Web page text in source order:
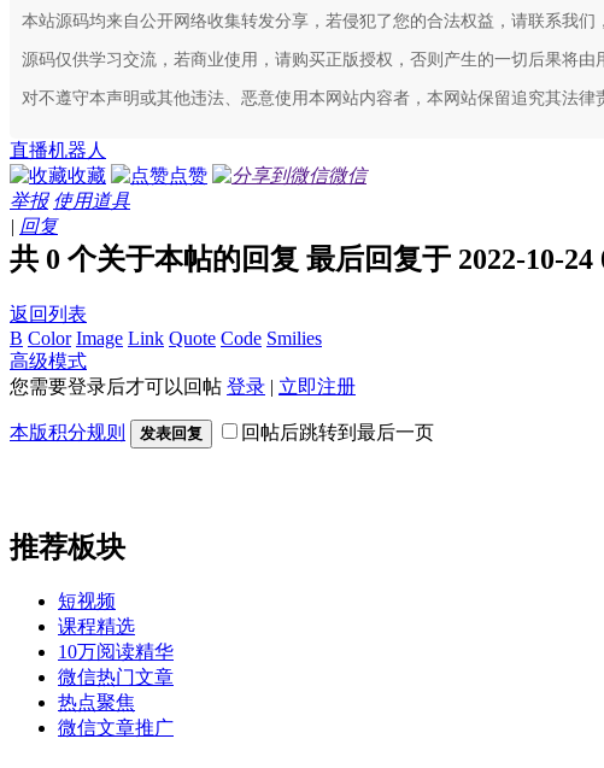
本站源码均来自公开网络收集转发分享，若侵犯了您的合法权益，请联系我们
源码仅供学习交流，若商业使用，请购买正版授权，否则产生的一切后果将由
对不遵守本声明或其他违法、恶意使用本网站内容者，本网站保留追究其法律
直播机器人
收藏
点赞
微信
举报 使用道具
| 回复
共 0 个关于本帖的回复 最后回复于 2022-10-24
返回列表
B Color Image Link Quote Code Smilies
高级模式
您需要登录后才可以回帖 登录 | 立即注册
本版积分规则 发表回复 回帖后跳转到最后一页
推荐板块
短视频
课程精选
10万阅读精华
微信热门文章
热点聚焦
微信文章推广